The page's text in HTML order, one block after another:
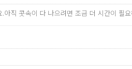
아직 콧속이 다 나으려면 조금 더 시간이